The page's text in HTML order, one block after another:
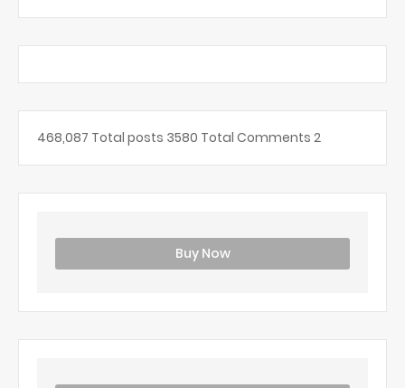
468,087 Total posts 3580 Total Comments 2
Buy Now